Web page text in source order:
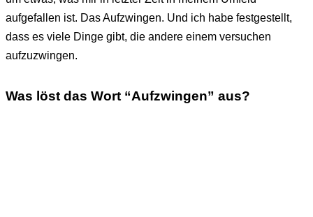
aufgefallen ist. Das Aufzwingen. Und ich habe festgestellt,
dass es viele Dinge gibt, die andere einem versuchen
aufzuzwingen.
Was löst das Wort “Aufzwingen” aus?